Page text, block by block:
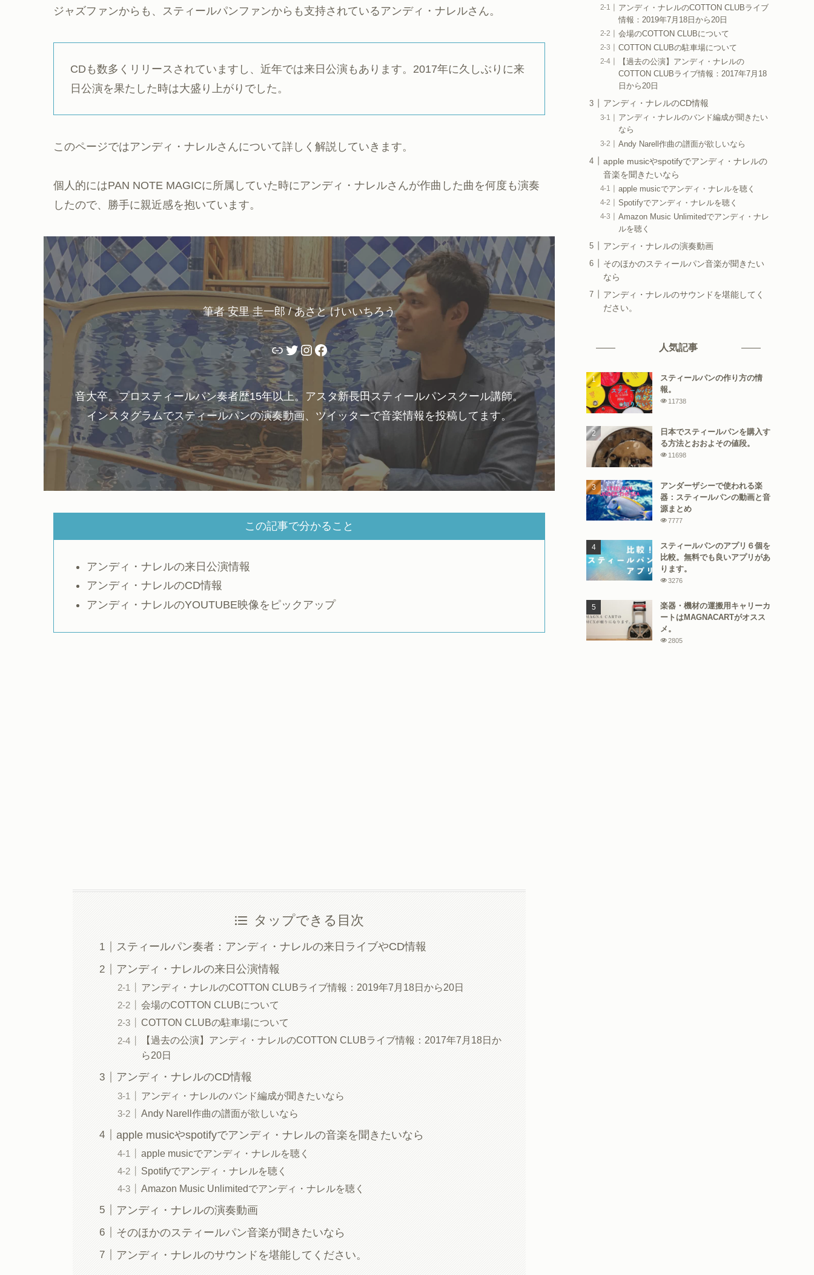
ジャズファンからも、スティールパンファンからも支持されているアンディ・ナレルさん。
CDも数多くリリースされていますし、近年では来日公演もあります。2017年に久しぶりに来
日公演を果たした時は大盛り上がりでした。
このページではアンディ・ナレルさんについて詳しく解説していきます。
個人的にはPAN NOTE MAGICに所属していた時にアンディ・ナレルさんが作曲した曲を何度も演奏
したので、勝手に親近感を抱いています。
筆者 安里 圭一郎 / あさと けいいちろう
リンクTwitter
Instagram
Facebook
音大卒。プロスティールパン奏者歴15年以上。アスタ新長田スティールパンスクール講師。
インスタグラムでスティールパンの演奏動画、ツイッターで音楽情報を投稿してます。
この記事で分かること
アンディ・ナレルの来日公演情報
アンディ・ナレルのCD情報
アンディ・ナレルのYOUTUBE映像をピックアップ
タップできる目次
スティールパン奏者：アンディ・ナレルの来日ライブやCD情報
アンディ・ナレルの来日公演情報
アンディ・ナレルのCOTTON CLUBライブ情報：2019年7月18日から20日
会場のCOTTON CLUBについて
COTTON CLUBの駐車場について
【過去の公演】アンディ・ナレルのCOTTON CLUBライブ情報：2017年7月18日か
ら20日
アンディ・ナレルのCD情報
アンディ・ナレルのバンド編成が聞きたいなら
Andy Narell作曲の譜面が欲しいなら
apple musicやspotifyでアンディ・ナレルの音楽を聞きたいなら
apple musicでアンディ・ナレルを聴く
Spotifyでアンディ・ナレルを聴く
Amazon Music Unlimitedでアンディ・ナレルを聴く
アンディ・ナレルの演奏動画
そのほかのスティールパン音楽が聞きたいなら
アンディ・ナレルのサウンドを堪能してください。
アンディ・ナレルのCOTTON CLUBライブ
情報：2019年7月18日から20日
会場のCOTTON CLUBについて
COTTON CLUBの駐車場について
【過去の公演】アンディ・ナレルの
COTTON CLUBライブ情報：2017年7月18
日から20日
アンディ・ナレルのCD情報
アンディ・ナレルのバンド編成が聞きたい
なら
Andy Narell作曲の譜面が欲しいなら
apple musicやspotifyでアンディ・ナレルの
音楽を聞きたいなら
apple musicでアンディ・ナレルを聴く
Spotifyでアンディ・ナレルを聴く
Amazon Music Unlimitedでアンディ・ナレ
ルを聴く
アンディ・ナレルの演奏動画
そのほかのスティールパン音楽が聞きたい
なら
アンディ・ナレルのサウンドを堪能してく
ださい。
人気記事
スティールパンの作り方の情
報。
11738
日本でスティールパンを購入す
る方法とおおよその値段。
11698
アンダーザシーで使われる楽
器：スティールパンの動画と音
源まとめ
7777
スティールパンのアプリ６個を
比較。無料でも良いアプリがあ
ります。
3276
楽器・機材の運搬用キャリーカ
ートはMAGNACARTがオスス
メ。
2805